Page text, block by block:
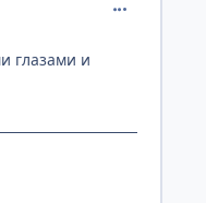
глазами и